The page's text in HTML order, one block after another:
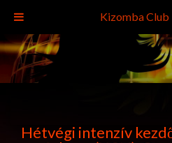
Hétvégi intenzív
Kizomba Club